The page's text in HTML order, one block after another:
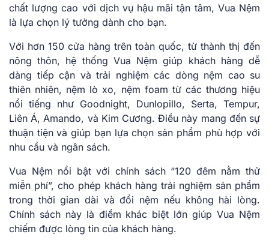
chất lượng cao với dịch vụ hậu mãi tận tâm, Vua Nệm
là lựa chọn lý tưởng dành cho bạn.
Với hơn 150 cửa hàng trên toàn quốc, từ thành thị đến
nông thôn, hệ thống Vua Nệm giúp khách hàng dễ
dàng tiếp cận và trải nghiệm các dòng nệm cao su
thiên nhiên, nệm lò xo, nệm foam từ các thương hiệu
nổi tiếng như Goodnight, Dunlopillo, Serta, Tempur,
Liên Á, Amando, và Kim Cương. Điều này mang đến sự
thuận tiện và giúp bạn lựa chọn sản phẩm phù hợp với
nhu cầu và ngân sách.
Vua Nệm nổi bật với chính sách “120 đêm nằm thử
miễn phí”, cho phép khách hàng trải nghiệm sản phẩm
trong thời gian dài và đổi nệm nếu không hài lòng.
Chính sách này là điểm khác biệt lớn giúp Vua Nệm
chiếm được lòng tin của khách hàng.